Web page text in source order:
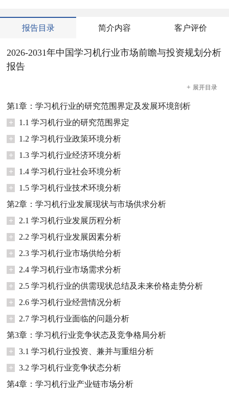
报告目录 简介内容 客户评价
2026-2031年中国学习机行业市场前瞻与投资规划分析
报告
+ 展开目录
第1章：学习机行业的研究范围界定及发展环境剖析
+
1.1 学习机行业的研究范围界定
+
1.2 学习机行业政策环境分析
+
1.3 学习机行业经济环境分析
+
1.4 学习机行业社会环境分析
+
1.5 学习机行业技术环境分析
第2章：学习机行业发展现状与市场供求分析
+
2.1 学习机行业发展历程分析
+
2.2 学习机行业发展因素分析
+
2.3 学习机行业市场供给分析
+
2.4 学习机行业市场需求分析
+
2.5 学习机行业的供需现状总结及未来价格走势分析
+
2.6 学习机行业经营情况分析
+
2.7 学习机行业面临的问题分析
第3章：学习机行业竞争状态及竞争格局分析
+
3.1 学习机行业投资、兼并与重组分析
+
3.2 学习机行业竞争状态分析
第4章：学习机行业产业链市场分析